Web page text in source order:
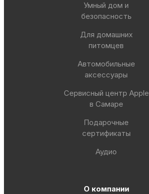
Умный дом и
безопасность
Для домашних
питомцев
Автомобильные
аксессуары
Сервисный центр Apple
в Самаре
Подарочные
сертификаты
Аудио
О компании